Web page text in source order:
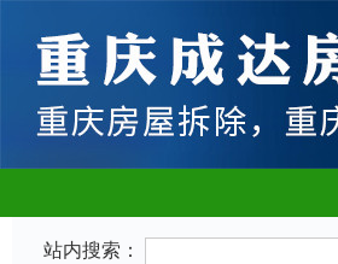
站内搜索：